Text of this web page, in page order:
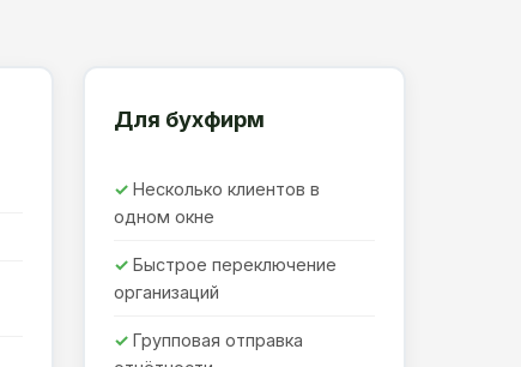
Для бухфирм
Несколько клиентов в
одном окне
Быстрое переключение
организаций
Групповая отправка